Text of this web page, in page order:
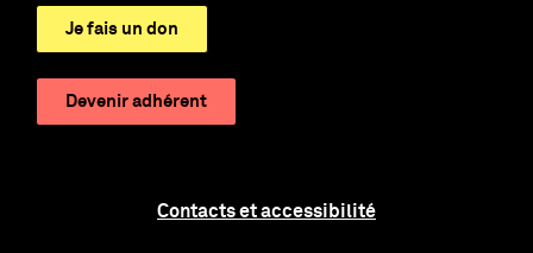
Je fais un don
Devenir adhérent
Contacts et accessibilité